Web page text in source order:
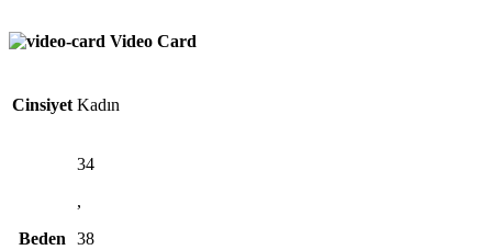
Video Card
Cinsiyet Kadın
Beden
34
,
38